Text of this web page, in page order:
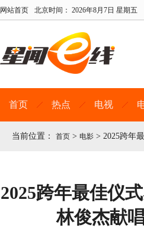
网站首页 北京时间： 2026年8月7日 星期五
首页 热点 电视
当前位置： 首页 > 电影 > 2025跨年
2025跨年最佳仪
林俊杰献